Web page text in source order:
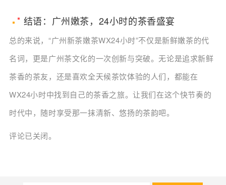
结语：广州嫩茶，24小时的茶香盛宴
总的来说，“广州新茶嫩茶WX24小时”不仅是新鲜嫩茶的代
名词，更是广州茶文化的一次创新与突破。无论是追求新鲜
茶香的茶友，还是喜欢全天候茶饮体验的人们，都能在
WX24小时中找到自己的茶香之旅。让我们在这个快节奏的
时代中，随时享受那一抹清新、悠扬的茶韵吧。
评论已关闭。